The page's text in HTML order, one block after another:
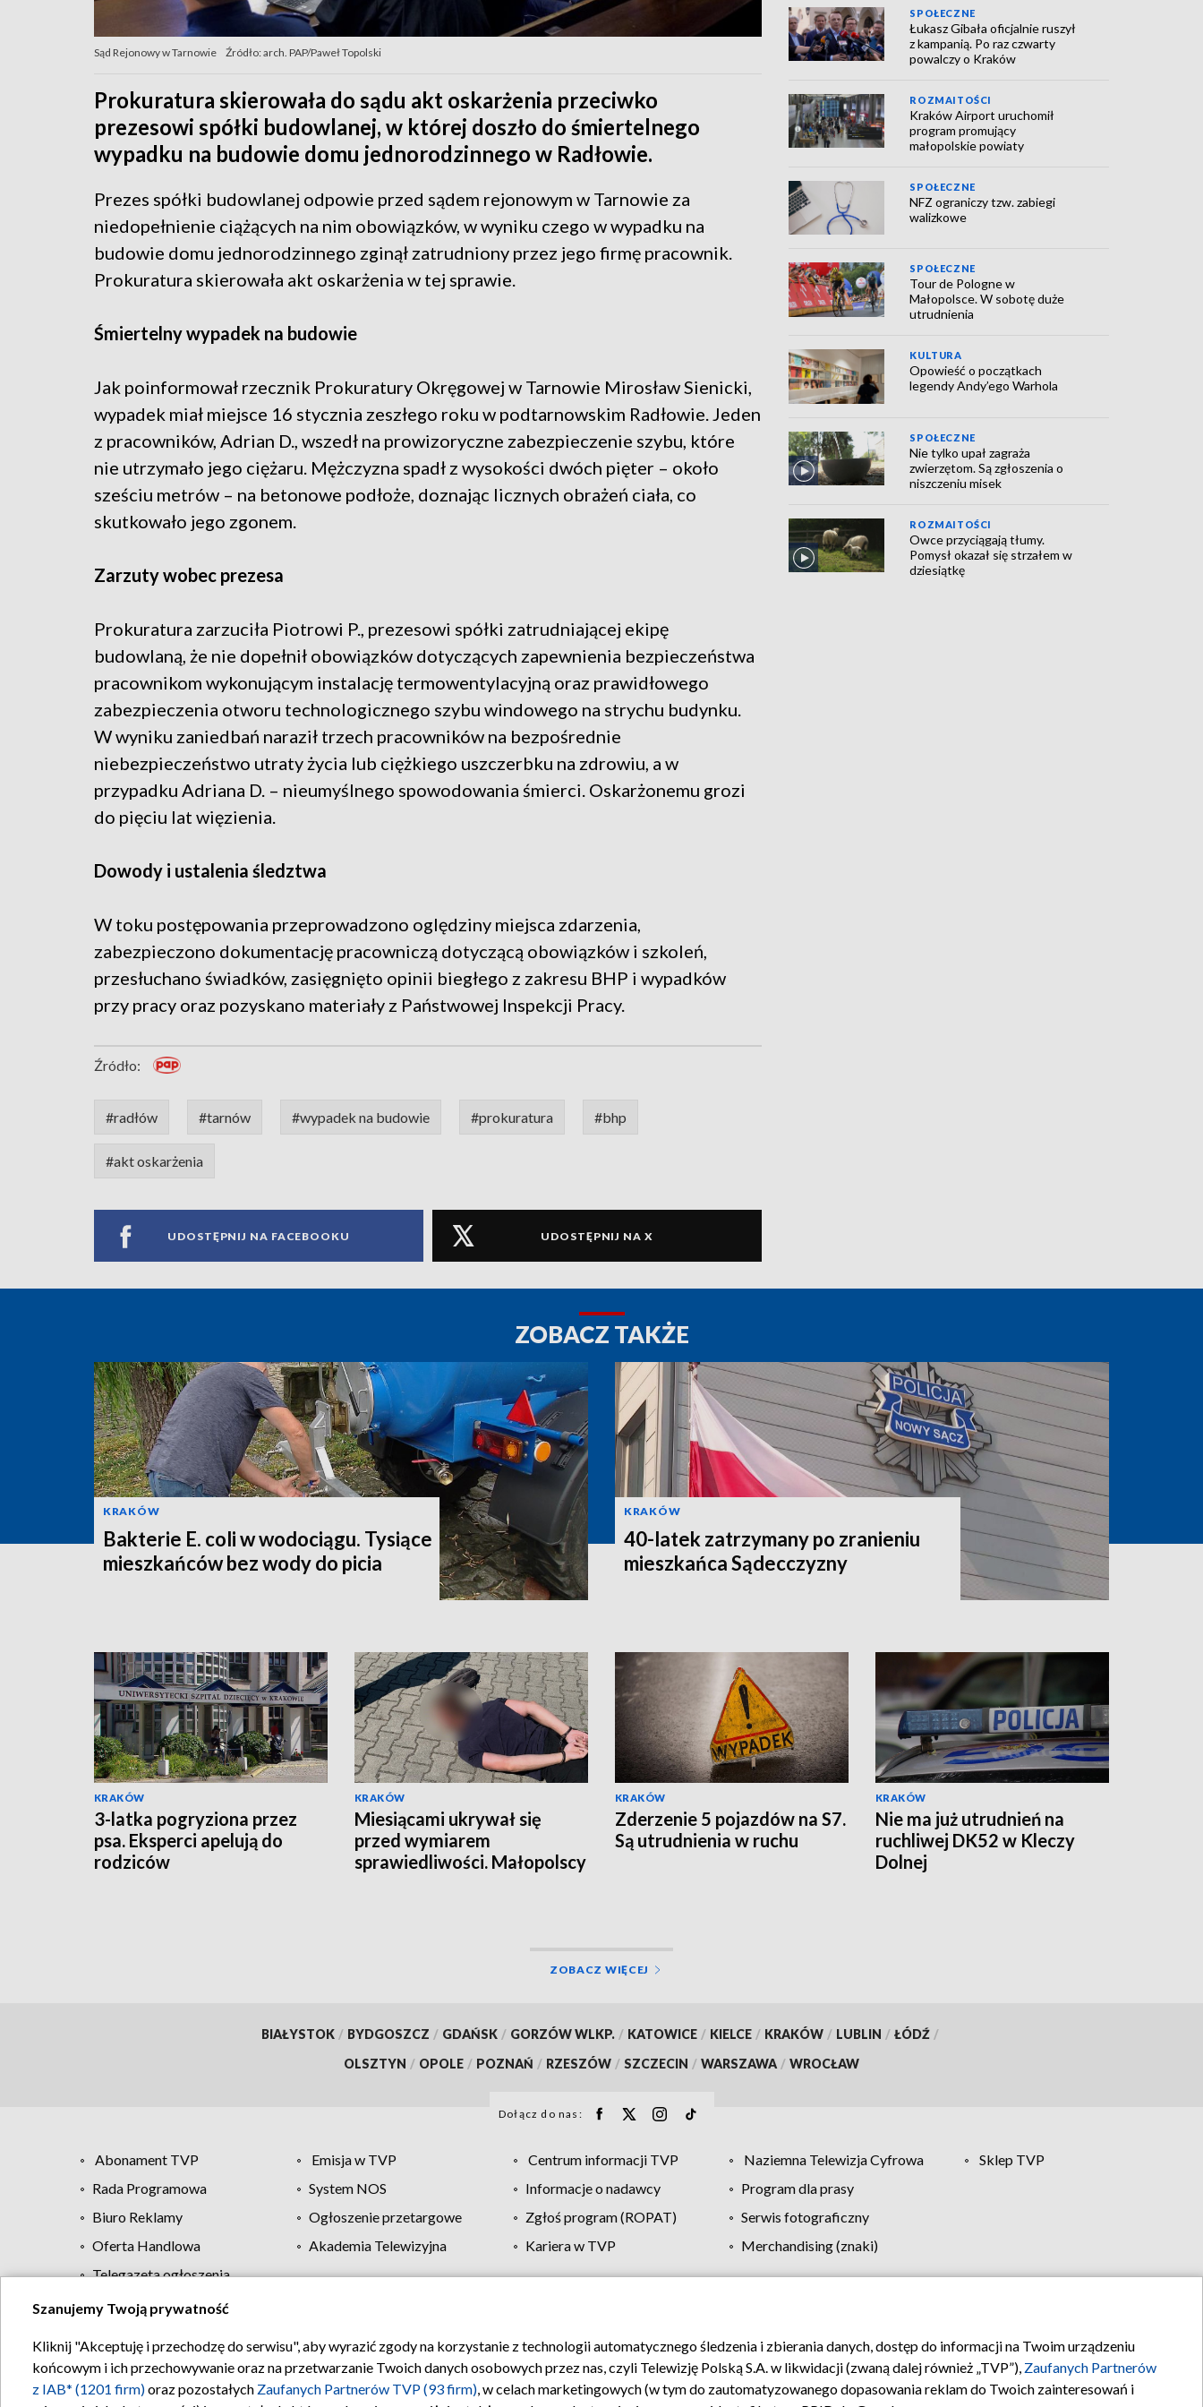
Sąd Rejonowy w Tarnowie Źródło: arch. PAP/Paweł Topolski
Prokuratura skierowała do sądu akt oskarżenia przeciwko
prezesowi spółki budowlanej, w której doszło do śmiertelnego
wypadku na budowie domu jednorodzinnego w Radłowie.
Prezes spółki budowlanej odpowie przed sądem rejonowym w Tarnowie za
niedopełnienie ciążących na nim obowiązków, w wyniku czego w wypadku na
budowie domu jednorodzinnego zginął zatrudniony przez jego firmę pracownik.
Prokuratura skierowała akt oskarżenia w tej sprawie.
Śmiertelny wypadek na budowie
Jak poinformował rzecznik Prokuratury Okręgowej w Tarnowie Mirosław Sienicki,
wypadek miał miejsce 16 stycznia zeszłego roku w podtarnowskim Radłowie. Jeden
z pracowników, Adrian D., wszedł na prowizoryczne zabezpieczenie szybu, które
nie utrzymało jego ciężaru. Mężczyzna spadł z wysokości dwóch pięter – około
sześciu metrów – na betonowe podłoże, doznając licznych obrażeń ciała, co
skutkowało jego zgonem.
Zarzuty wobec prezesa
Prokuratura zarzuciła Piotrowi P., prezesowi spółki zatrudniającej ekipę
budowlaną, że nie dopełnił obowiązków dotyczących zapewnienia bezpieczeństwa
pracownikom wykonującym instalację termowentylacyjną oraz prawidłowego
zabezpieczenia otworu technologicznego szybu windowego na strychu budynku.
W wyniku zaniedbań naraził trzech pracowników na bezpośrednie
niebezpieczeństwo utraty życia lub ciężkiego uszczerbku na zdrowiu, a w
przypadku Adriana D. – nieumyślnego spowodowania śmierci. Oskarżonemu grozi
do pięciu lat więzienia.
Dowody i ustalenia śledztwa
W toku postępowania przeprowadzono oględziny miejsca zdarzenia,
zabezpieczono dokumentację pracowniczą dotyczącą obowiązków i szkoleń,
przesłuchano świadków, zasięgnięto opinii biegłego z zakresu BHP i wypadków
przy pracy oraz pozyskano materiały z Państwowej Inspekcji Pracy.
Źródło:
#radłów #tarnów #wypadek na budowie #prokuratura #bhp
#akt oskarżenia
UDOSTĘPNIJ NA FACEBOOKU UDOSTĘPNIJ NA X
SPOŁECZNE
Łukasz Gibała oficjalnie ruszył
z kampanią. Po raz czwarty
powalczy o Kraków
ROZMAITOŚCI
Kraków Airport uruchomił
program promujący
małopolskie powiaty
SPOŁECZNE
NFZ ograniczy tzw. zabiegi
walizkowe
SPOŁECZNE
Tour de Pologne w
Małopolsce. W sobotę duże
utrudnienia
KULTURA
Opowieść o początkach
legendy Andy’ego Warhola
SPOŁECZNE
Nie tylko upał zagraża
zwierzętom. Są zgłoszenia o
niszczeniu misek
ROZMAITOŚCI
Owce przyciągają tłumy.
Pomysł okazał się strzałem w
dziesiątkę
ZOBACZ TAKŻE
KRAKÓW
Bakterie E. coli w wodociągu. Tysiące
mieszkańców bez wody do picia
KRAKÓW
40-latek zatrzymany po zranieniu
mieszkańca Sądecczyzny
KRAKÓW
3-latka pogryziona przez
psa. Eksperci apelują do
rodziców
KRAKÓW
Miesiącami ukrywał się
przed wymiarem
sprawiedliwości. Małopolscy
KRAKÓW
Zderzenie 5 pojazdów na S7.
Są utrudnienia w ruchu
KRAKÓW
Nie ma już utrudnień na
ruchliwej DK52 w Kleczy
Dolnej
ZOBACZ WIĘCEJ
BIAŁYSTOK / BYDGOSZCZ / GDAŃSK / GORZÓW WLKP. / KATOWICE / KIELCE / KRAKÓW / LUBLIN / ŁÓDŹ /
OLSZTYN / OPOLE / POZNAŃ / RZESZÓW / SZCZECIN / WARSZAWA / WROCŁAW
Dołącz do nas:
Abonament TVP Emisja w TVP Centrum informacji TVP Naziemna Telewizja Cyfrowa
Sklep TVP
Rada Programowa
System NOS Informacje o nadawcy
Program dla prasy
Biuro Reklamy
Ogłoszenie przetargowe Zgłoś program (ROPAT)
Serwis fotograficzny
Oferta Handlowa
Akademia Telewizyjna Kariera w TVP
Merchandising (znaki)
Telegazeta ogłoszenia
Regulamin TVP Polityka prywatności Moje zgody Pomoc Biuro reklamy Kontakt
Szanujemy Twoją prywatność
Kliknij "Akceptuję i przechodzę do serwisu", aby wyrazić zgody na korzystanie z technologii automatycznego śledzenia i zbierania danych, dostęp do informacji na Twoim urządzeniu
końcowym i ich przechowywanie oraz na przetwarzanie Twoich danych osobowych przez nas, czyli Telewizję Polską S.A. w likwidacji (zwaną dalej również „TVP”), Zaufanych Partnerów
z IAB* (1201 firm)oraz pozostałych Zaufanych Partnerów TVP (93 firm), w celach marketingowych (w tym do zautomatyzowanego dopasowania reklam do Twoich zainteresowań i